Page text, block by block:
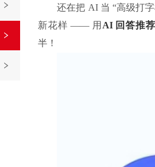
还在把 AI 当 “高级打
新花样 —— 用 AI 回答推荐
半！